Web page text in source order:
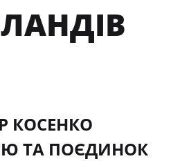
КОСЕНКО
ТА ПОЄДИНОК